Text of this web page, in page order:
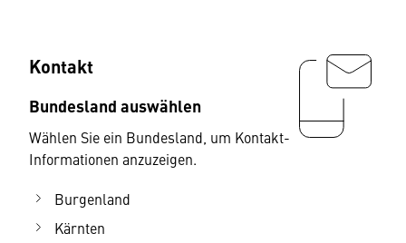
Kontakt
Bundesland auswählen
Wählen Sie ein Bundesland, um Kontakt-
Informationen anzuzeigen.
Burgenland
Kärnten